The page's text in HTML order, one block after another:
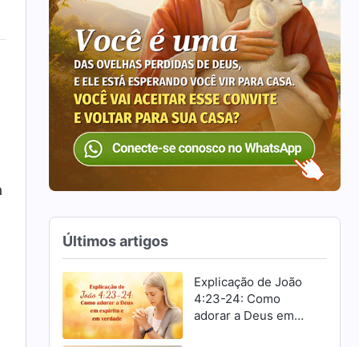
Últimos artigos
Explicação de João
4:23-24: Como
adorar a Deus em